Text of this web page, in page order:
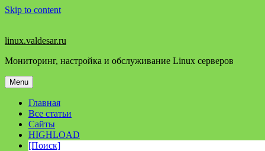
Skip to content
linux.valdesar.ru
Мониторинг, настройка и обслуживание Linux серверов
Menu
Главная
Все статьи
Сайты
HIGHLOAD
[Поиск]